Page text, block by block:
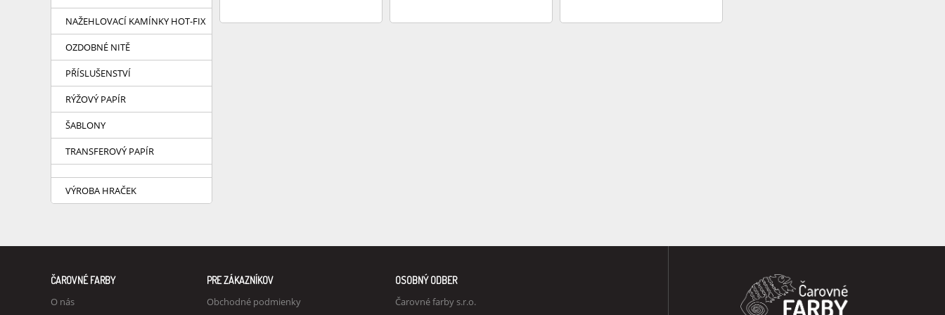
NAŽEHLOVACÍ KAMÍNKY HOT-FIX
OZDOBNÉ NITĚ
PŘÍSLUŠENSTVÍ
RÝŽOVÝ PAPÍR
ŠABLONY
TRANSFEROVÝ PAPÍR
VÝROBA HRAČEK
ČAROVNÉ FARBY
O nás
PRE ZÁKAZNÍKOV
Obchodné podmienky
OSOBNÝ ODBER
Čarovné farby s.r.o.